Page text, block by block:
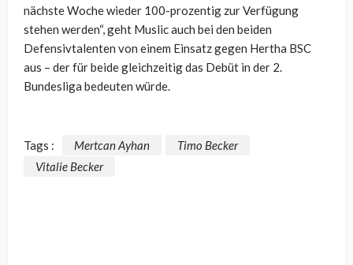
nächste Woche wieder 100-prozentig zur Verfügung
stehen werden“, geht Muslic auch bei den beiden
Defensivtalenten von einem Einsatz gegen Hertha BSC
aus – der für beide gleichzeitig das Debüt in der 2.
Bundesliga bedeuten würde.
Tags : Mertcan Ayhan
Timo Becker
Vitalie Becker